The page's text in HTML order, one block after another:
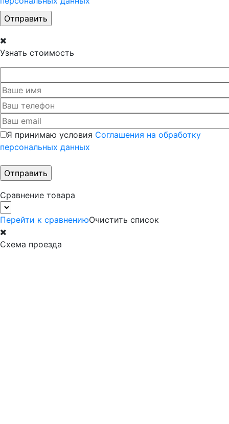
Узнать стоимость
Я принимаю условия Соглашения на обработку
персональных данных
Сравнение товара
Перейти к сравнениюОчистить список
Схема проезда